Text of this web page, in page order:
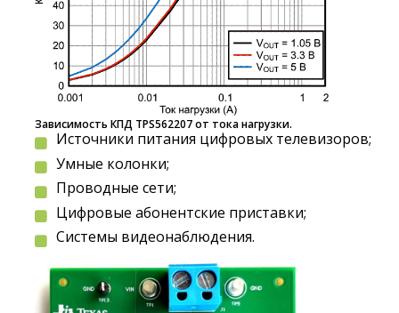
Зависимость КПД TPS562207 от тока нагрузки.
Источники питания цифровых телевизоров;
Умные колонки;
Проводные сети;
Цифровые абонентские приставки;
Системы видеонаблюдения.